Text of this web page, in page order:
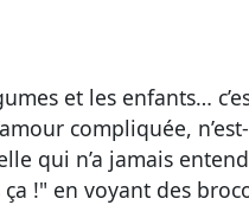
et les enfants…
compliquée,
qui n’a jamais
ça !" en voyant des